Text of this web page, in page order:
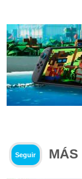
Seguir MÁS